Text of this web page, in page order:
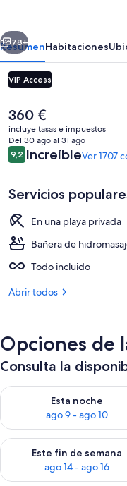
Adults
Only
All
Inclusive
Siguiente
78+
ResumenHabitaciones
VIP Access
El
precio
actual
es
de
360 €
incluye tasas e impuestos
Del 30 ago al 31 ago
Comentarios
9,29,2 de 10
IncreíbleVer 1707
Servicios
En una playa privada
Bañera de
Todo incluido
Abrir todos
Opciones de
Consulta la
Esta noche
ago 9 - ago 10
Consulta la
Este fin de semana
ago 14 - ago 16
Consulta la